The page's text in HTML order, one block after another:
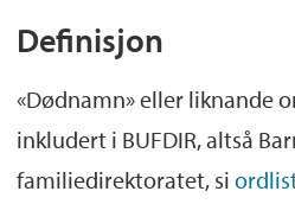
Definisjon
«Dødnamn» eller liknande
inkludert i BUFDIR, altså
familiedirektoratet, si